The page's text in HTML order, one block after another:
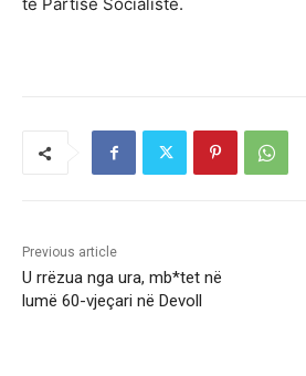
Previous article
U rrëzua nga ura, mb*tet në
lumë 60-vjeçari në Devoll